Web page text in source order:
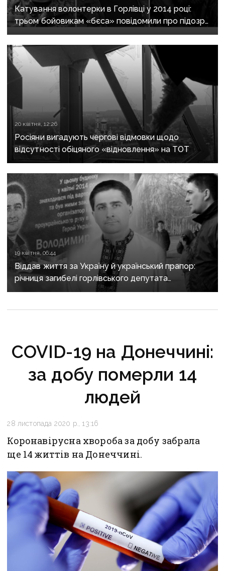
Катування волонтерки в Горлівці у 2014 році:
трьом бойовикам «бєса» повідомили про підозру
у воєнних злочинах
20 квітня, 12:26
Росіяни вигадують чергові відмовки щодо
відсутності обіцяного «відновлення» на ТОТ
19 квітня, 06:44
Віддав життя за Україну й український прапор:
річниця загибелі горлівського депутата
Володимира Рибака, якого закатували бойовики
COVID-19 на Донеччині:
за добу померли 14
людей
28 листопада 2020 р., 13:16
Коронавірусна хвороба за добу забрала
ще 14 життів на Донеччині.